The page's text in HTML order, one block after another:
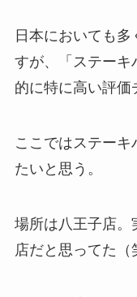
日本においても多
すが、「ステーキ
的に特に高い評価
ここではステーキ
たいと思う。
場所は八王子店。
店だと思ってた（